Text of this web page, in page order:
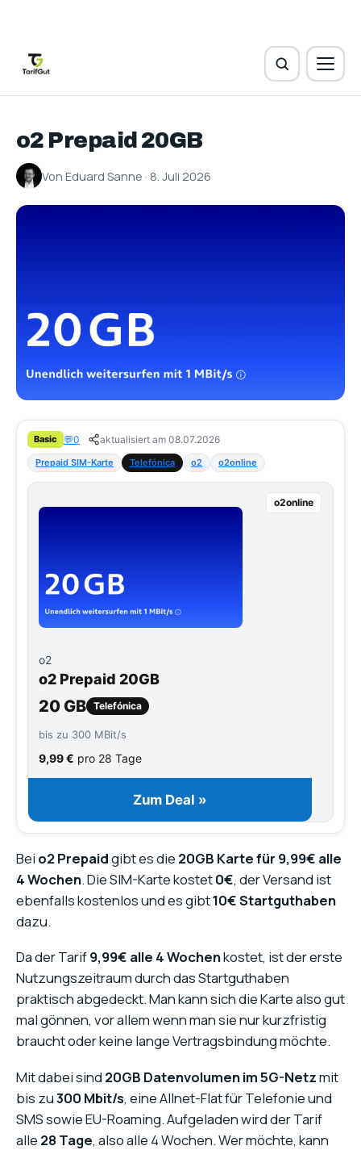
o2 Prepaid 20GB
Von Eduard Sanne · 8. Juli 2026
Basic 💬0 aktualisiert am 08.07.2026
Prepaid SIM-Karte Telefónica o2 o2online
o2online
o2
o2 Prepaid 20GB
20 GB Telefónica
bis zu 300 MBit/s
9,99 € pro 28 Tage
Zum Deal »
Bei o2 Prepaidgibt es die 20GB Karte für 9,99€ alle
4 Wochen. Die SIM-Karte kostet0€, der Versand ist
ebenfalls kostenlos und es gibt10€ Startguthaben
dazu.
Da der Tarif9,99€ alle 4 Wochenkostet, ist der erste
Nutzungszeitraum durch das Startguthaben
praktisch abgedeckt. Man kann sich die Karte also gut
mal gönnen, vor allem wenn man sie nur kurzfristig
braucht oder keine lange Vertragsbindung möchte.
Mit dabei sind20GB Datenvolumen im 5G-Netzmit
bis zu300 Mbit/s, eine Allnet-Flat für Telefonie und
SMS sowie EU-Roaming. Aufgeladen wird der Tarif
alle 28 Tage, also alle 4 Wochen. Wer möchte, kann